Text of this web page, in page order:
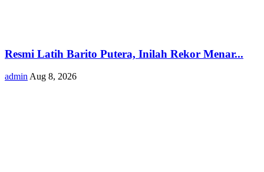
Resmi Latih Barito Putera, Inilah Rekor Menar...
adminAug 8, 2026